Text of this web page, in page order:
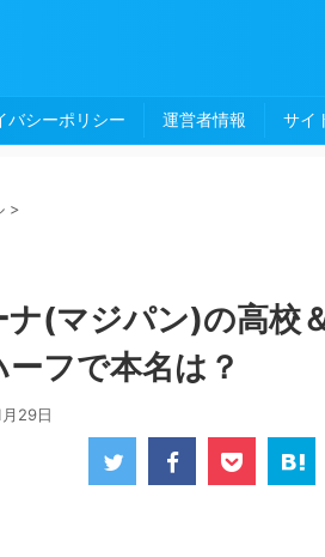
バシーポリシー 運営者情報 サイ
>
ナ(マジパン)の高校
フで本名は？
29日